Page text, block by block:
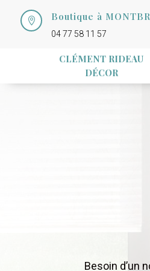
 Boutique à
04 77 58 11 57
CLÉMENT RIDEAU
DÉCOR
Besoin d’un